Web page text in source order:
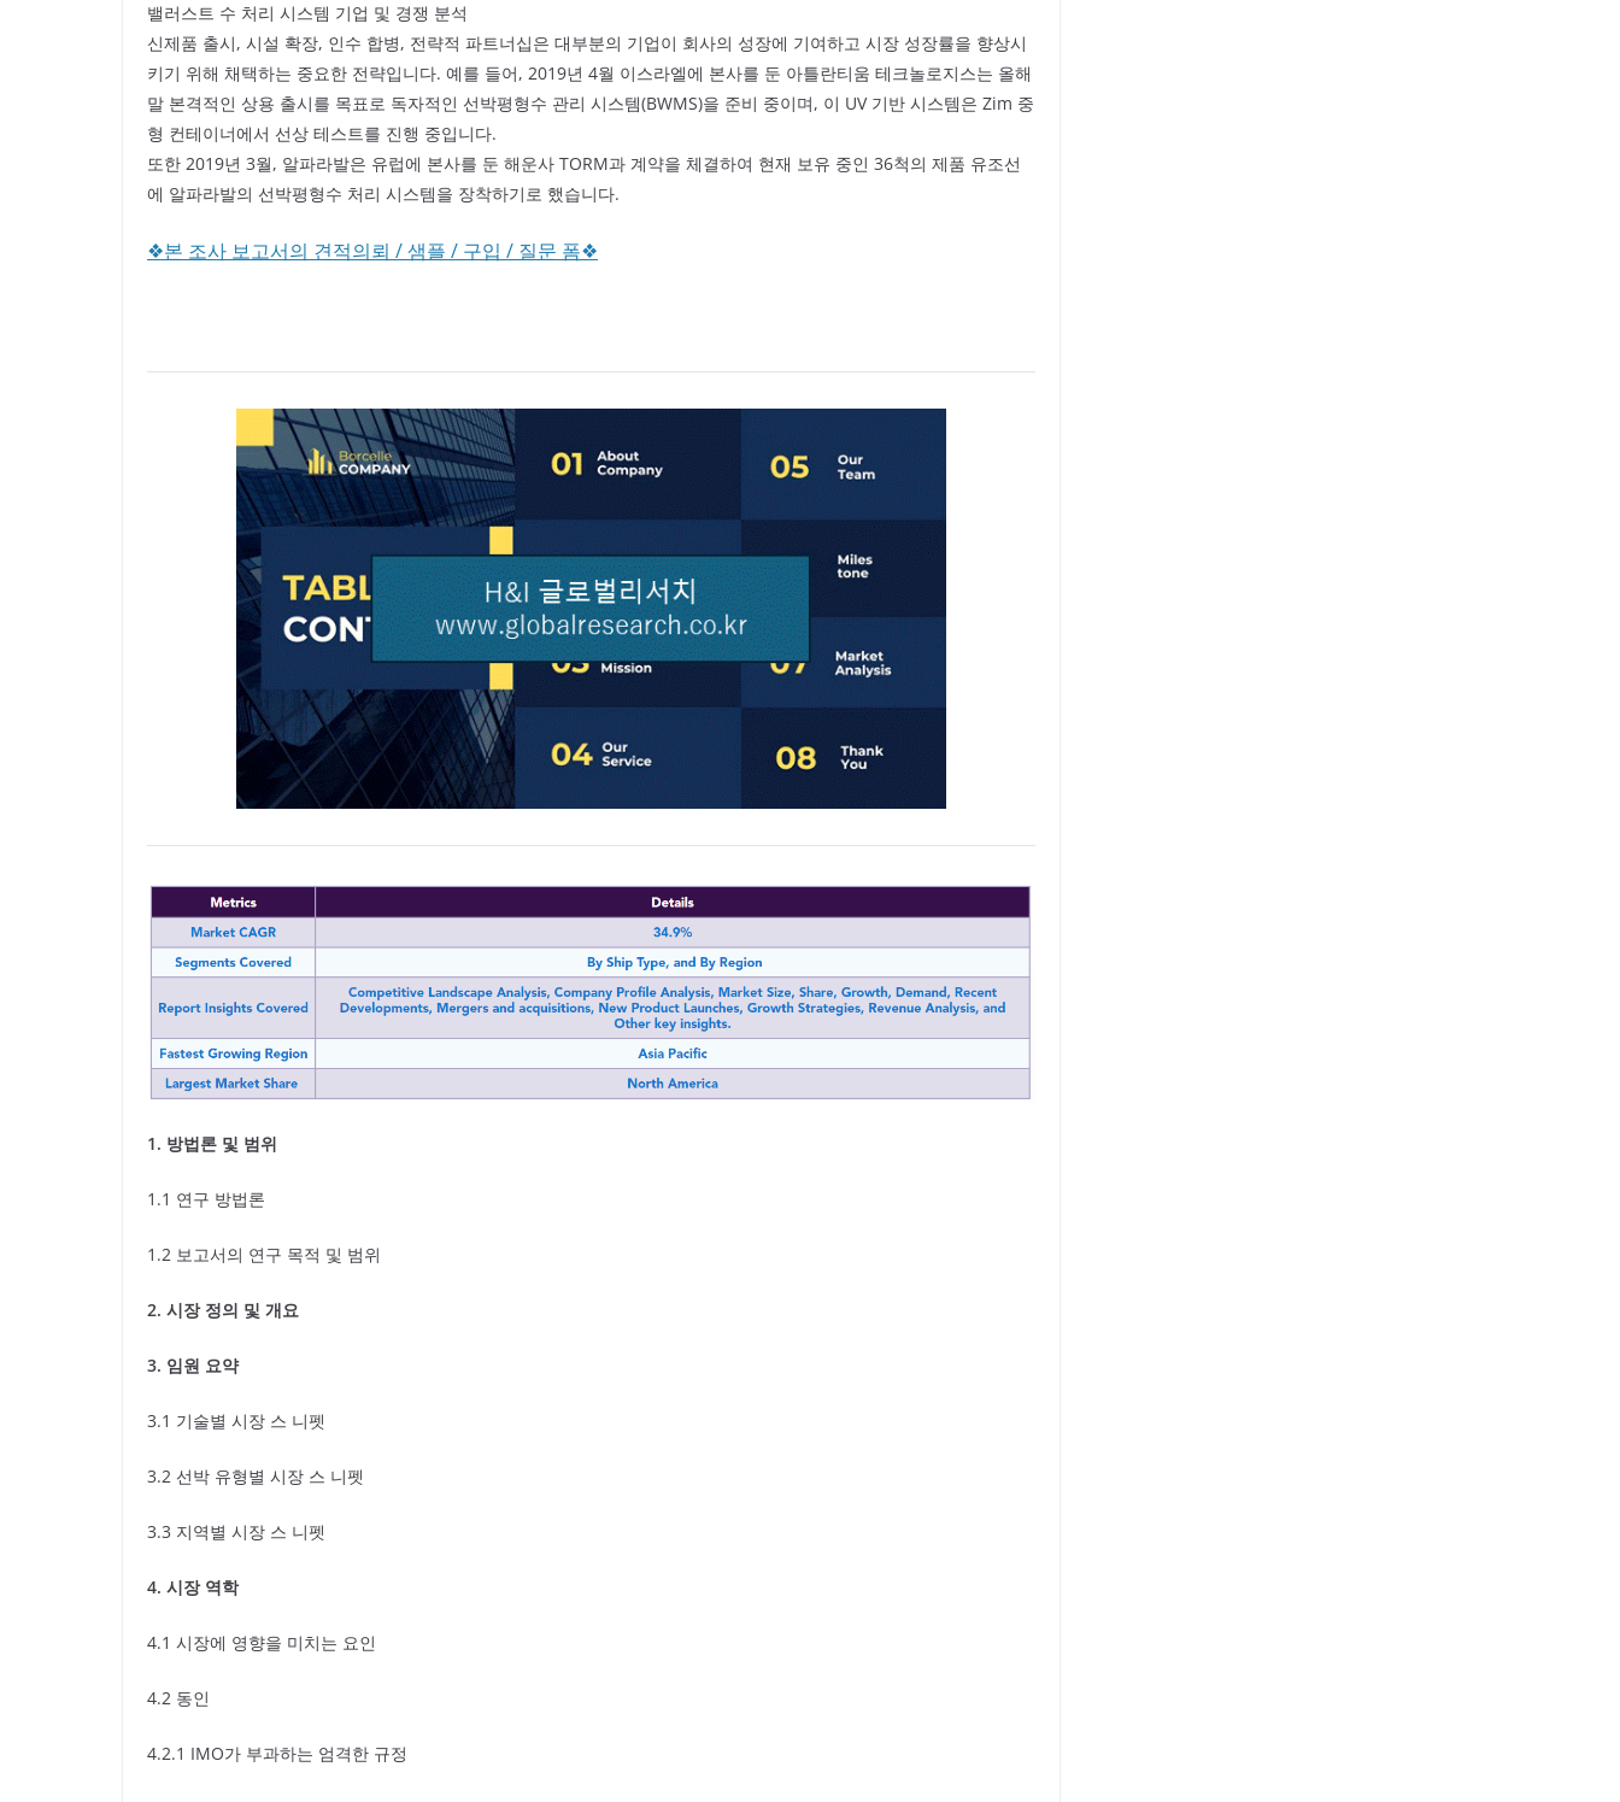
밸러스트 수 처리 시스템 기업 및 경쟁 분석
신제품 출시, 시설 확장, 인수 합병, 전략적 파트너십은 대부분의 기업이 회사의 성장에 기여하고 시장 성장률을 향상시
키기 위해 채택하는 중요한 전략입니다. 예를 들어, 2019년 4월 이스라엘에 본사를 둔 아틀란티움 테크놀로지스는 올해
말 본격적인 상용 출시를 목표로 독자적인 선박평형수 관리 시스템(BWMS)을 준비 중이며, 이 UV 기반 시스템은 Zim 중
형 컨테이너에서 선상 테스트를 진행 중입니다.
또한 2019년 3월, 알파라발은 유럽에 본사를 둔 해운사 TORM과 계약을 체결하여 현재 보유 중인 36척의 제품 유조선
에 알파라발의 선박평형수 처리 시스템을 장착하기로 했습니다.
❖본 조사 보고서의 견적의뢰 / 샘플 / 구입 / 질문 폼❖
1. 방법론 및 범위
1.1 연구 방법론
1.2 보고서의 연구 목적 및 범위
2. 시장 정의 및 개요
3. 임원 요약
3.1 기술별 시장 스 니펫
3.2 선박 유형별 시장 스 니펫
3.3 지역별 시장 스 니펫
4. 시장 역학
4.1 시장에 영향을 미치는 요인
4.2 동인
4.2.1 IMO가 부과하는 엄격한 규정